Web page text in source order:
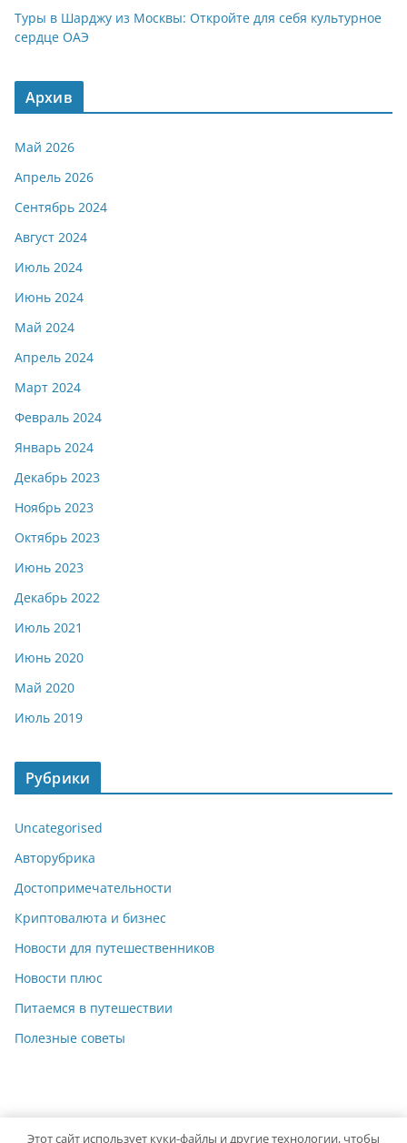
Туры в Шарджу из Москвы: Откройте для себя культурное
сердце ОАЭ
Архив
Май 2026
Апрель 2026
Сентябрь 2024
Август 2024
Июль 2024
Июнь 2024
Май 2024
Апрель 2024
Март 2024
Февраль 2024
Январь 2024
Декабрь 2023
Ноябрь 2023
Октябрь 2023
Июнь 2023
Декабрь 2022
Июль 2021
Июнь 2020
Май 2020
Июль 2019
Рубрики
Uncategorised
Авторубрика
Достопримечательности
Криптовалюта и бизнес
Новости для путешественников
Новости плюс
Питаемся в путешествии
Полезные советы
Этот сайт использует куки-файлы и другие технологии, чтобы